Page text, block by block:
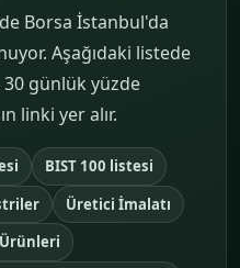
Borsa İstanbul'da
Aşağıdaki listede
30 günlük yüzde
linki yer alır.
BIST 100 listesi
Üretici İmalatı